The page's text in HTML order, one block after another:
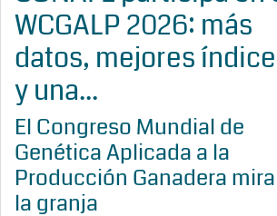
WCGALP 2026: más
datos, mejores
y una...
El Congreso Mundial de
Genética Aplicada a la
Producción Ganadera
la granja